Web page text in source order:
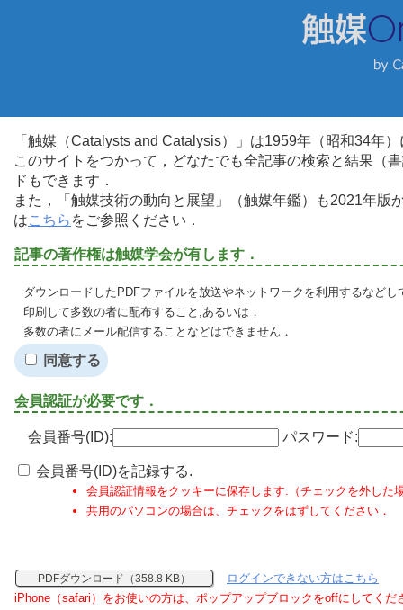
「触媒（Catalysts and Catalysis）」は1959年（昭和34年
このサイトをつかって，どなたでも全記事の検索と結果（
ドもできます．
また，「触媒技術の動向と展望」（触媒年鑑）も2021年
はこちら をご参照ください．
記事の著作権は触媒学会が有します．
ダウンロードしたPDFファイルを放送やネットワークを利用するなど
印刷して多数の者に配布すること,あるいは，
多数の者にメール配信することなどはできません．
同意する
会員認証が必要です．
会員番号(ID): パスワード:
会員番号(ID)を記録する.
会員認証情報をクッキーに保存します.（チェックを外した
共用のパソコンの場合は、チェックをはずしてください．
PDFダウンロード（358.8 KB）
ログインできない方はこちら
iPhone（safari）をお使いの方は、ポップアップブロックをoffにしてくだ